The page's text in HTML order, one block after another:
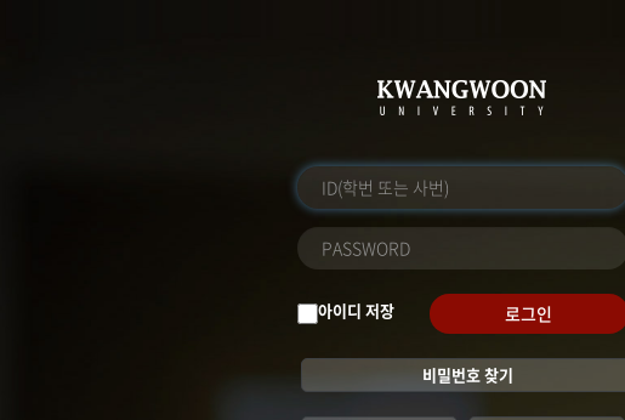
아이디 저장 로그인
비밀번호 찾기